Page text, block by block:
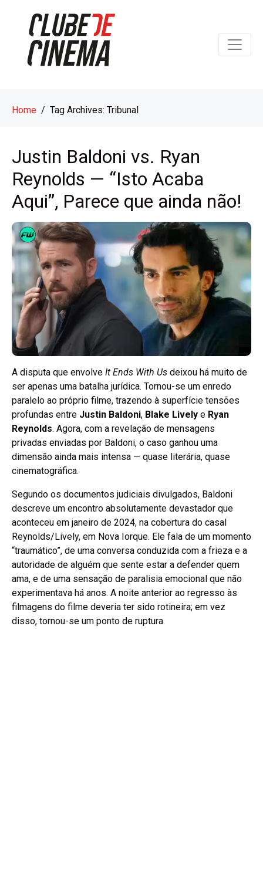
Home Tag Archives: Tribunal
Justin Baldoni vs. Ryan
Reynolds — “Isto Acaba
Aqui”, Parece que ainda não!
A disputa que envolve It Ends With Us deixou há muito de
ser apenas uma batalha jurídica. Tornou-se um enredo
paralelo ao próprio filme, trazendo à superfície tensões
profundas entre Justin Baldoni, Blake Lively e Ryan
Reynolds. Agora, com a revelação de mensagens
privadas enviadas por Baldoni, o caso ganhou uma
dimensão ainda mais intensa — quase literária, quase
cinematográfica.
Segundo os documentos judiciais divulgados, Baldoni
descreve um encontro absolutamente devastador que
aconteceu em janeiro de 2024, na cobertura do casal
Reynolds/Lively, em Nova Iorque. Ele fala de um momento
“traumático”, de uma conversa conduzida com a frieza e a
autoridade de alguém que sente estar a defender quem
ama, e de uma sensação de paralisia emocional que não
experimentava há anos. A noite anterior ao regresso às
filmagens do filme deveria ter sido rotineira; em vez
disso, tornou-se um ponto de ruptura.